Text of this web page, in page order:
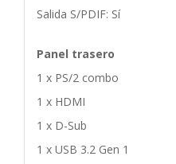
Salida S/PDIF: Sí
Panel trasero
1 x PS/2 combo
1 x HDMI
1 x D-Sub
1 x USB 3.2 Gen 1